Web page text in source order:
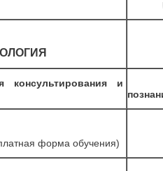
консультирования и
форма обучения)